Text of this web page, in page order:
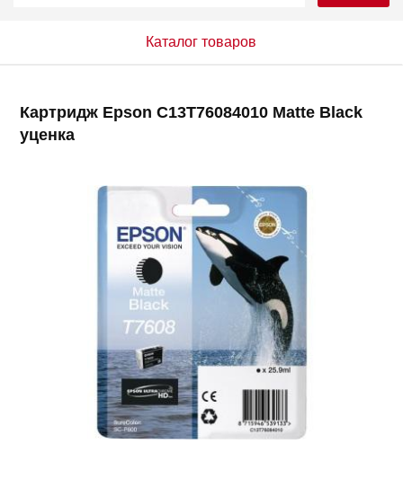
Каталог товаров
Картридж Epson C13T76084010 Matte Black
уценка